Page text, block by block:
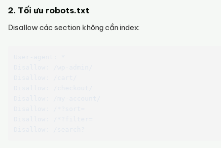
2. Tối ưu robots.txt
Disallow các section không cần index: